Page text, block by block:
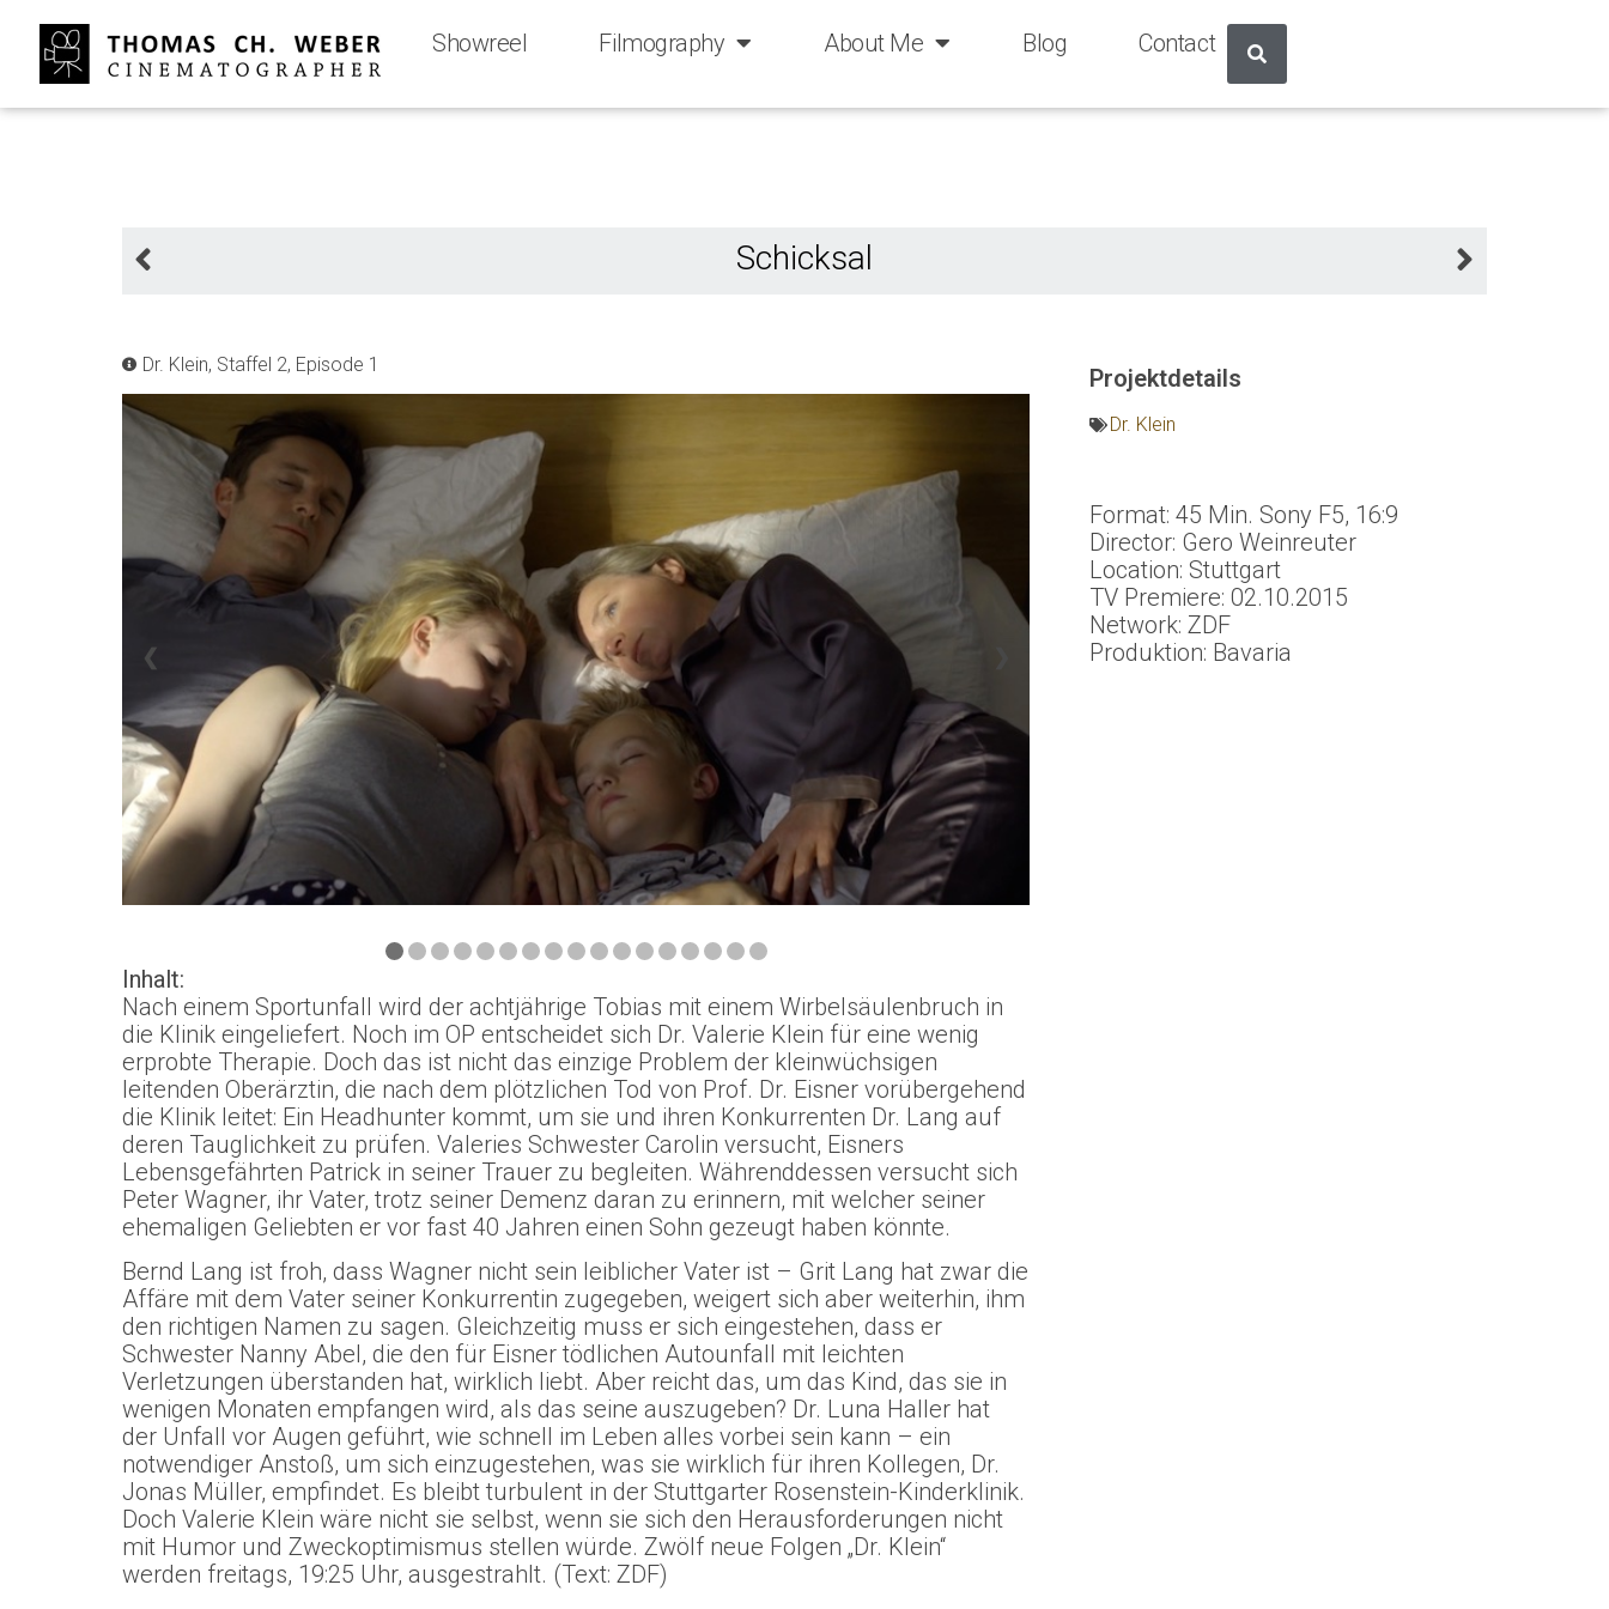
Showreel Filmography About Me Blog Contact
Schicksal
Dr. Klein, Staffel 2, Episode 1
❮
Inhalt:
Nach einem Sportunfall wird der achtjährige Tobias mit einem Wirbelsäulenbruch in
die Klinik eingeliefert. Noch im OP entscheidet sich Dr. Valerie Klein für eine wenig
erprobte Therapie. Doch das ist nicht das einzige Problem der kleinwüchsigen
leitenden Oberärztin, die nach dem plötzlichen Tod von Prof. Dr. Eisner vorübergehend
die Klinik leitet: Ein Headhunter kommt, um sie und ihren Konkurrenten Dr. Lang auf
deren Tauglichkeit zu prüfen. Valeries Schwester Carolin versucht, Eisners
Lebensgefährten Patrick in seiner Trauer zu begleiten. Währenddessen versucht sich
Peter Wagner, ihr Vater, trotz seiner Demenz daran zu erinnern, mit welcher seiner
ehemaligen Geliebten er vor fast 40 Jahren einen Sohn gezeugt haben könnte.
Bernd Lang ist froh, dass Wagner nicht sein leiblicher Vater ist – Grit Lang hat zwar die
Affäre mit dem Vater seiner Konkurrentin zugegeben, weigert sich aber weiterhin, ihm
den richtigen Namen zu sagen. Gleichzeitig muss er sich eingestehen, dass er
Schwester Nanny Abel, die den für Eisner tödlichen Autounfall mit leichten
Verletzungen überstanden hat, wirklich liebt. Aber reicht das, um das Kind, das sie in
wenigen Monaten empfangen wird, als das seine auszugeben? Dr. Luna Haller hat
der Unfall vor Augen geführt, wie schnell im Leben alles vorbei sein kann – ein
notwendiger Anstoß, um sich einzugestehen, was sie wirklich für ihren Kollegen, Dr.
Jonas Müller, empfindet. Es bleibt turbulent in der Stuttgarter Rosenstein-Kinderklinik.
Doch Valerie Klein wäre nicht sie selbst, wenn sie sich den Herausforderungen nicht
mit Humor und Zweckoptimismus stellen würde. Zwölf neue Folgen „Dr. Klein“
werden freitags, 19:25 Uhr, ausgestrahlt. (Text: ZDF)
Projektdetails
Dr. Klein
Format: 45 Min. Sony F5, 16:9
Director: Gero Weinreuter
Location: Stuttgart
TV Premiere: 02.10.2015
Network: ZDF
Produktion: Bavaria